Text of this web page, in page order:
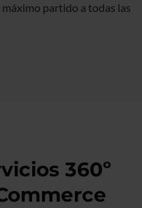
partido a todas las
360º